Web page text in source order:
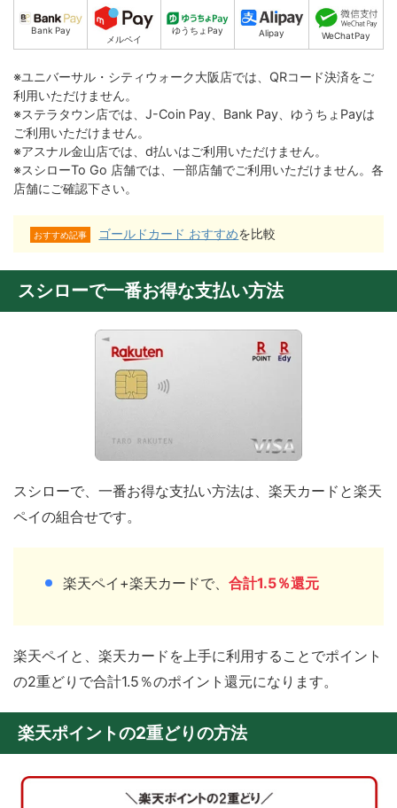
Bank Pay
メルペイ
ゆうちょPay Alipay WeChatPay
※ユニバーサル・シティウォーク大阪店では、QRコード決済をご
利用いただけません。
※ステラタウン店では、J-Coin Pay、Bank Pay、ゆうちょPayは
ご利用いただけません。
※アスナル金山店では、d払いはご利用いただけません。
※スシローTo Go 店舗では、一部店舗でご利用いただけません。各
店舗にご確認下さい。
おすすめ記事 ゴールドカード おすすめを比較
スシローで一番お得な支払い方法
スシローで、一番お得な支払い方法は、楽天カードと楽天
ペイの組合せです。
楽天ペイ+楽天カードで、 合計1.5％還元
楽天ペイと、楽天カードを上手に利用することでポイント
の2重どりで合計1.5％のポイント還元になります。
楽天ポイントの2重どりの方法